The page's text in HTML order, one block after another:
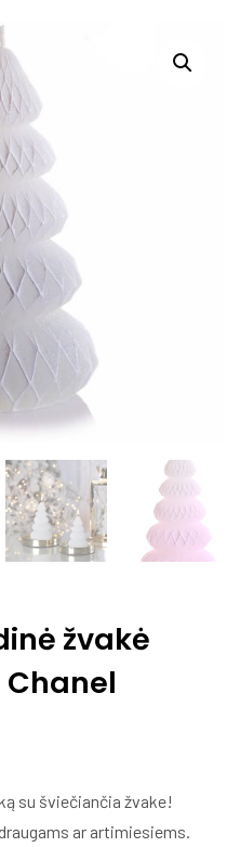
žvakė
su šviečiančia žvake!
ar artimiesiems.